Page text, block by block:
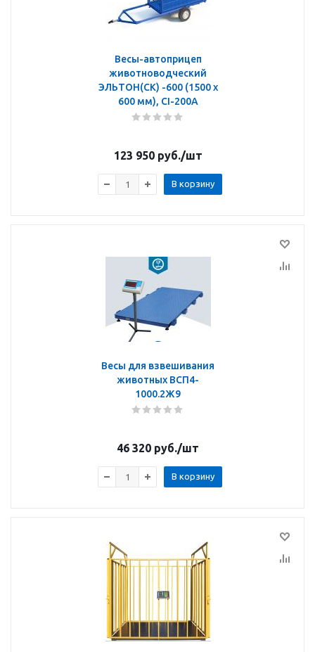
Весы-автоприцеп
животноводческий
ЭЛЬТОН(СК) -600 (1500 х
600 мм), CI-200A
123 950руб./шт
В корзину
Весы для взвешивания
животных ВСП4-
1000.2Ж9
46 320 руб./шт
В корзину